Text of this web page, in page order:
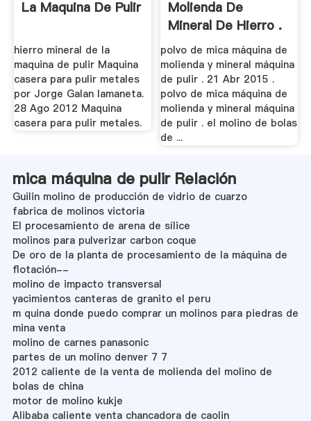
La Maquina De Pulir
hierro mineral de la
maquina de pulir Maquina
casera para pulir metales
por Jorge Galan lamaneta.
28 Ago 2012 Maquina
casera para pulir metales.
Molienda De
Mineral De Hierro .
polvo de mica máquina de
molienda y mineral máquina
de pulir . 21 Abr 2015 .
polvo de mica máquina de
molienda y mineral máquina
de pulir . el molino de bolas
de ...
mica máquina de pulir Relación
Guilin molino de producción de vidrio de cuarzo
fabrica de molinos victoria
El procesamiento de arena de sílice
molinos para pulverizar carbon coque
De oro de la planta de procesamiento de la máquina de
flotación--
molino de impacto transversal
yacimientos canteras de granito el peru
m quina donde puedo comprar un molinos para piedras de
mina venta
molino de carnes panasonic
partes de un molino denver 7 7
2012 caliente de la venta de molienda del molino de
bolas de china
motor de molino kukje
Alibaba caliente venta chancadora de caolin